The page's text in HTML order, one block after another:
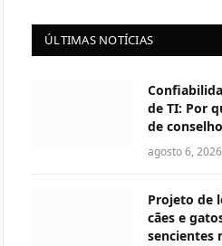
ÚLTIMAS NOTÍCIAS
de TI: Por
de
agosto 6, 2026
Projeto de
cães e
sencientes